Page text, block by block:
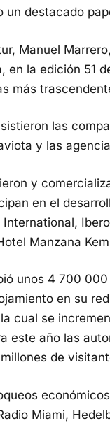
un destacado
Manuel
en la edición 51
más
las
y las
y
en el
Manzana
unos 4 700
en su
cual se
este año las
de
Miami,